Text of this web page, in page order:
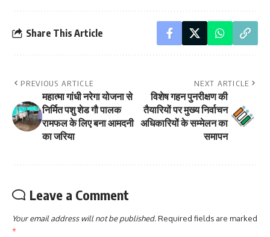
Share This Article
PREVIOUS ARTICLE
महात्मा गांधी नरेगा योजना से
निर्मित पशु शेड गौ पालक
रामफल के लिए बना आमदनी
का जरिया
NEXT ARTICLE
विशेष गहन पुनरीक्षण की
तैयारियों पर मुख्य निर्वाचन
अधिकारियों के सम्मेलन का
समापन
Leave a Comment
Your email address will not be published.Required fields are marked
*